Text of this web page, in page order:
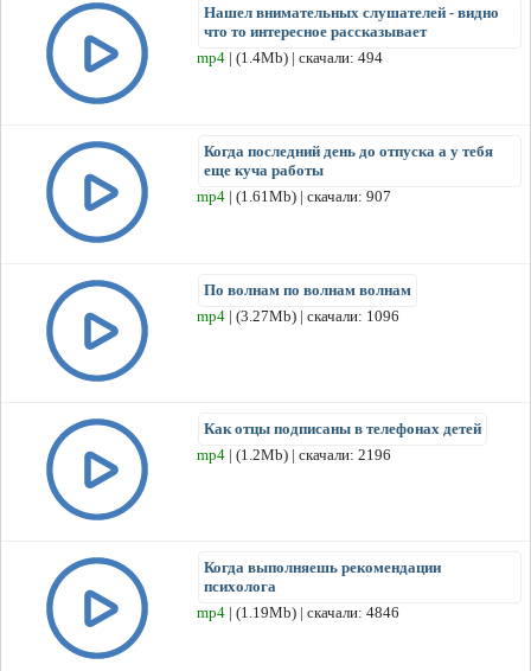
Нашел внимательных слушателей - видно
что то интересное рассказывает
mp4 | (1.4Mb) | скачали: 494
Когда последний день до отпуска а у тебя
еще куча работы
mp4 | (1.61Mb) | скачали: 907
По волнам по волнам волнам
mp4 | (3.27Mb) | скачали: 1096
Как отцы подписаны в телефонах детей
mp4 | (1.2Mb) | скачали: 2196
Когда выполняешь рекомендации
психолога
mp4 | (1.19Mb) | скачали: 4846